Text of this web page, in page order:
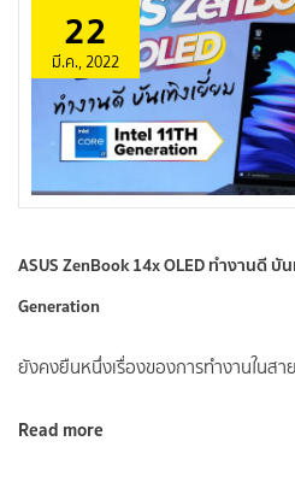
22
มี.ค., 2022
ASUS ZenBook 14x OLED ทำงานดี บั
Generation
ยังคงยืนหนึ่งเรื่องของการทำงานในส
Read more